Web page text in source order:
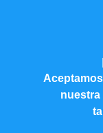
nuestra